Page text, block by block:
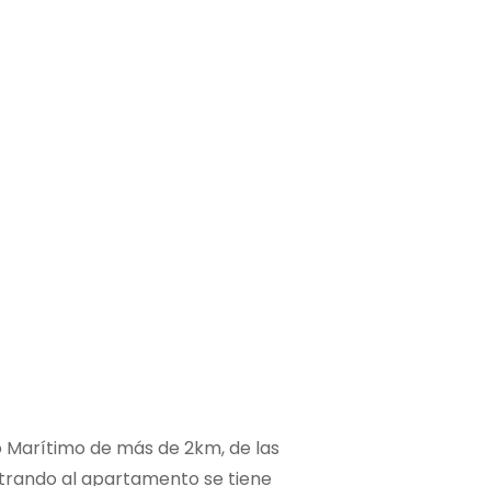
de más de 2km, de las
al apartamento se tiene